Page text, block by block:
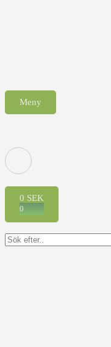
Meny
0 SEK
0